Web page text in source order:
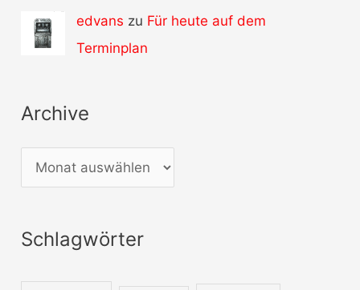
edvans zu Für heute auf dem
Terminplan
Archive
r
h
Schlagwörter